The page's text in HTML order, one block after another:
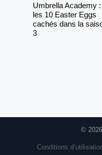
Umbrella Academy :
les 10 Easter Eggs
cachés dans la
3
©
Conditions